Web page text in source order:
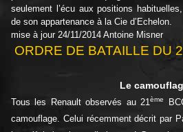
seulement l’écu aux positions
de son appartenance à la Cie d’Echelon.
mise à jour 24/11/2014 Antoine Misner
ORDRE DE BATAILLE DU
Le
Tous les Renault observés au 21ème
camouflage. Celui récemment décrit par